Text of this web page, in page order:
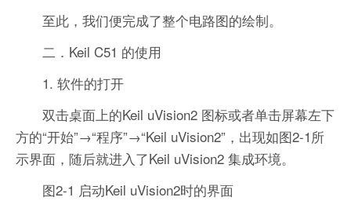
至此，我们便完成了整个电路图的绘制。
二．Keil C51 的使用
1. 软件的打开
双击桌面上的Keil uVision2 图标或者单击屏幕左下
方的“开始”→“程序”→“Keil uVision2”，出现如图2-1所
示界面，随后就进入了Keil uVision2 集成环境。
图2-1 启动Keil uVision2时的界面